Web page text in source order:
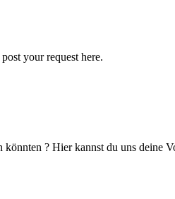
your request here.
? Hier kannst du uns deine